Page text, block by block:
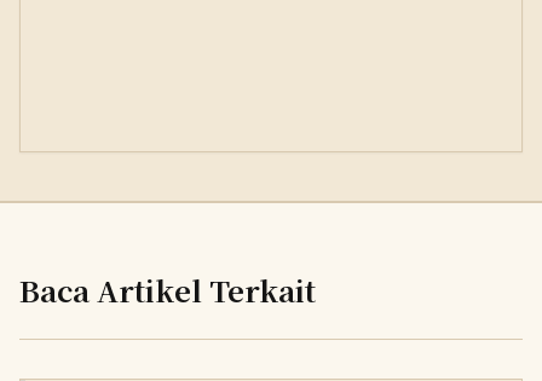
Baca Artikel Terkait